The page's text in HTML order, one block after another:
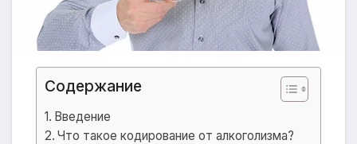
Содержание
Введение
Что такое кодирование от алкоголизма?